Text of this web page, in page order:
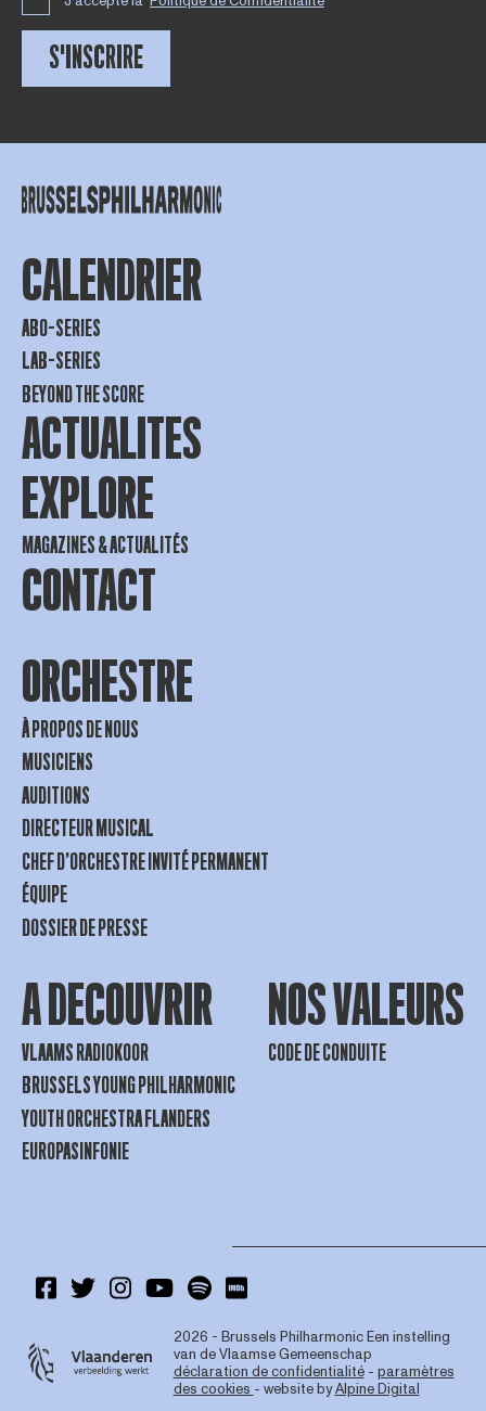
S'INSCRIRE
CALENDRIER
ABO-SERIES
LAB-SERIES
BEYOND THE SCORE
ACTUALITES
EXPLORE
MAGAZINES & ACTUALITÉS
CONTACT
ORCHESTRE
À PROPOS DE NOUS
MUSICIENS
AUDITIONS
DIRECTEUR MUSICAL
CHEF D’ORCHESTRE INVITÉ PERMANENT
ÉQUIPE
DOSSIER DE PRESSE
A DECOUVRIR
VLAAMS RADIOKOOR
BRUSSELS YOUNG PHILHARMONIC
YOUTH ORCHESTRA FLANDERS
EUROPASINFONIE
NOS VALEURS
CODE DE CONDUITE
2026 - Brussels PhilharmonicEen instelling
van de Vlaamse Gemeenschap
déclaration de confidentialité- paramètres
des cookies - website byAlpine Digital